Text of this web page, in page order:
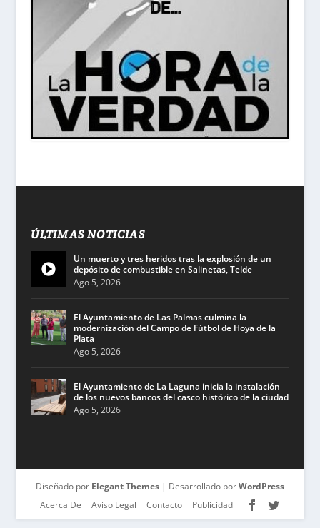
ÚLTIMAS NOTICIAS
Un muerto y tres heridos tras la explosión de un
depósito de combustible en Salinetas, Telde
Ago 5, 2026
El Ayuntamiento de Las Palmas culmina la
modernización del Campo de Fútbol de Hoya de la
Plata
Ago 5, 2026
El Ayuntamiento de La Laguna inicia la instalación
de los nuevos bancos del casco histórico de la ciudad
Ago 5, 2026
Diseñado por Elegant Themes| Desarrollado porWordPress
Acerca De
Aviso Legal Contacto Publicidad